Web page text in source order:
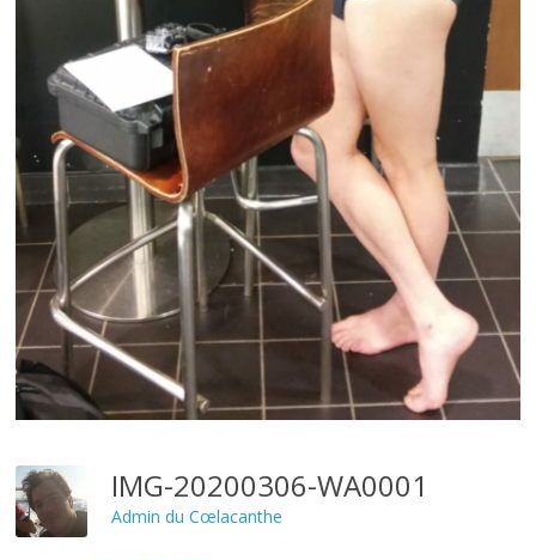
IMG-20200306-WA0001
Admin du Cœlacanthe